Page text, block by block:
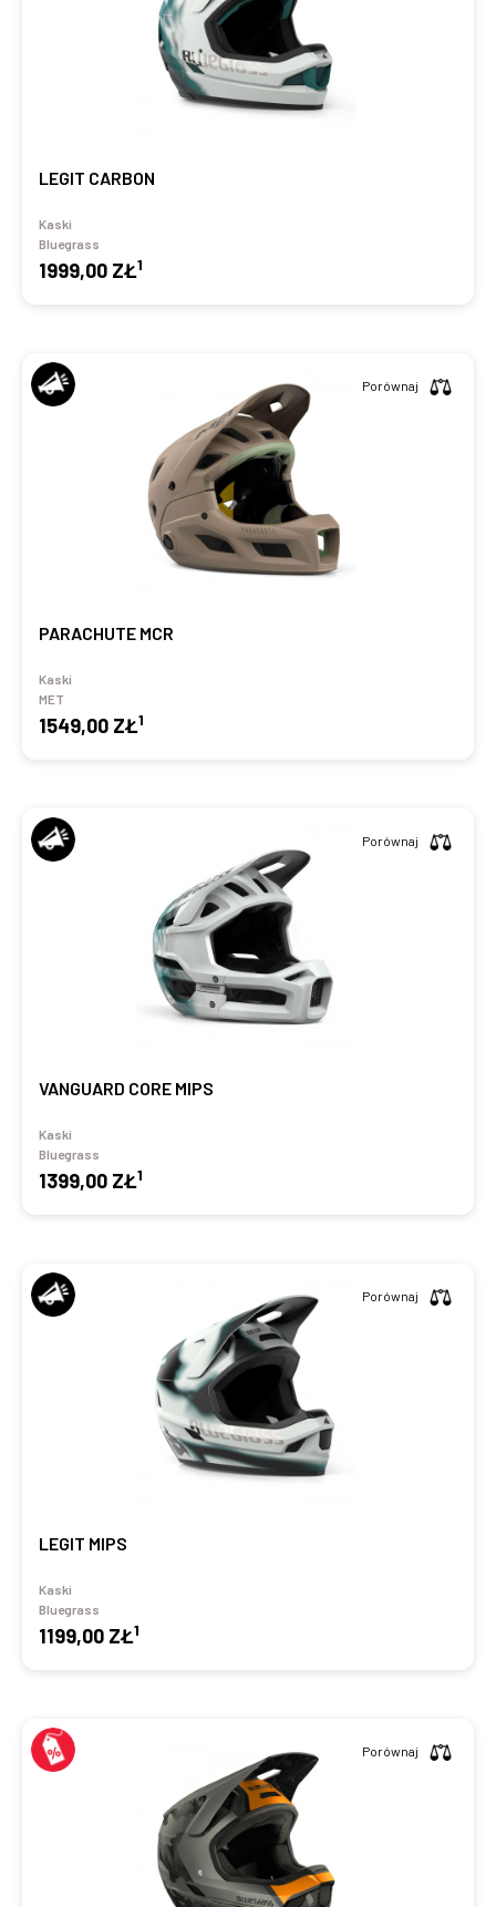
LEGIT CARBON
Kaski
Bluegrass
1999,00 ZŁ1
PARACHUTE MCR
Kaski
MET
1549,00 ZŁ1
Porównaj
VANGUARD CORE MIPS
Kaski
Bluegrass
1399,00 ZŁ1
Porównaj
LEGIT MIPS
Kaski
Bluegrass
1199,00 ZŁ1
Porównaj
Porównaj